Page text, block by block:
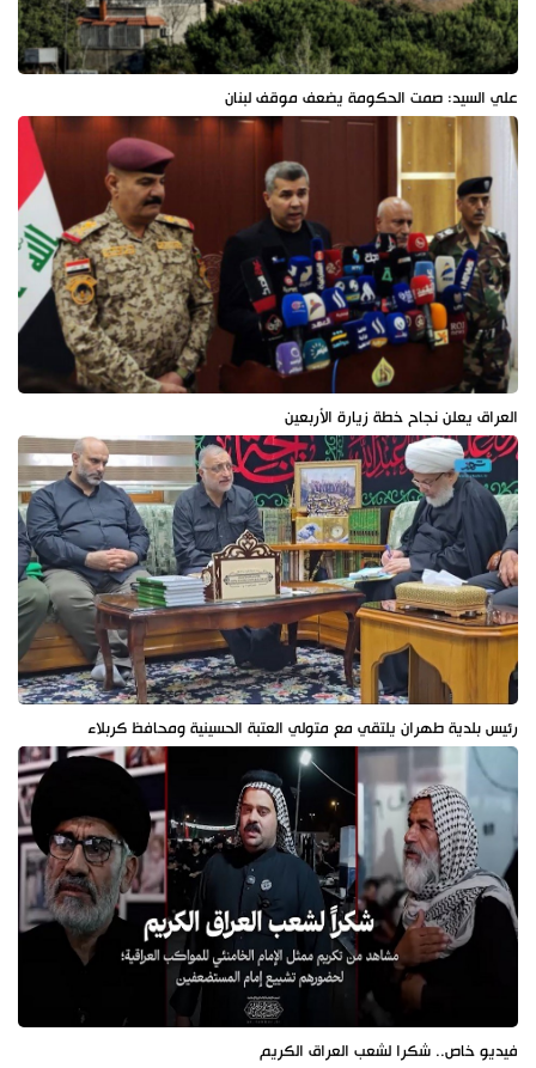
علي السيد: صمت الحكومة يضعف موقف لبنان
العراق يعلن نجاح خطة زيارة الأربعين
رئيس بلدية طهران يلتقي مع متولي العتبة الحسينية ومحافظ كربلاء
فيديو خاص.. شكرا لشعب العراق الكريم